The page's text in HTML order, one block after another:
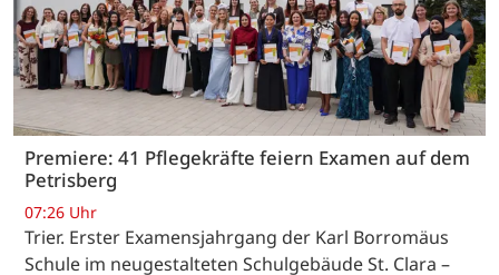
Premiere: 41 Pflegekräfte feiern Examen auf dem
Petrisberg
07:26 Uhr
Trier. Erster Examensjahrgang der Karl Borromäus
Schule im neugestalteten Schulgebäude St. Clara –